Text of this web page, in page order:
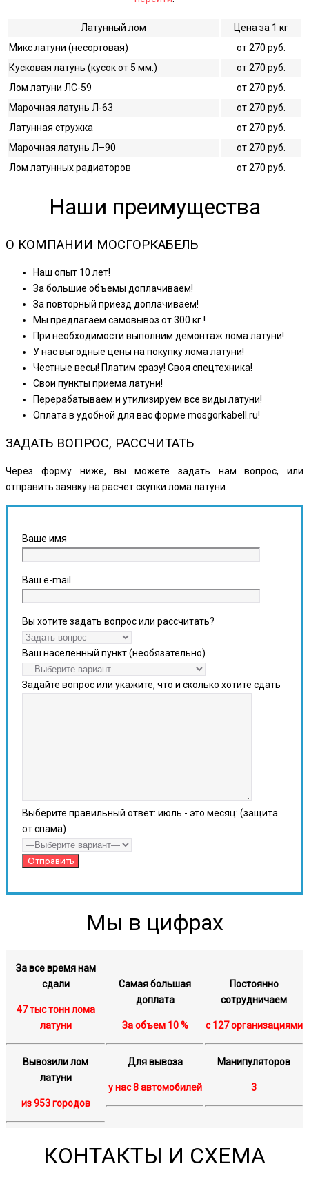
Латунный лом
Цена за 1 кг
Микс латуни (несортовая)
от 270 руб.
Кусковая латунь (кусок от 5 мм.)
от 270 руб.
Лом латуни ЛС-59
от 270 руб.
Марочная латунь Л-63
от 270 руб.
Латунная стружка
от 270 руб.
Марочная латунь Л–90
от 270 руб.
Лом латунных радиаторов
от 270 руб.
Наши преимущества
О КОМПАНИИ МОСГОРКАБЕЛЬ
Наш опыт 10 лет!
За большие объемы доплачиваем!
За повторный приезд доплачиваем!
Мы предлагаем самовывоз от 300 кг.!
При необходимости выполним демонтаж лома латуни!
У нас выгодные цены на покупку лома латуни!
Честные весы! Платим сразу! Своя спецтехника!
Свои пункты приема латуни!
Перерабатываем и утилизируем все виды латуни!
Оплата в удобной для вас форме mosgorkabell.ru!
ЗАДАТЬ ВОПРОС, РАССЧИТАТЬ
Через форму ниже, вы можете задать нам вопрос, или
отправить заявку на расчет скупки лома латуни.
Ваше имя
Ваш e-mail
Вы хотите задать вопрос или рассчитать?
Ваш населенный пункт (необязательно)
Задайте вопрос или укажите, что и сколько хотите сдать
Выберите правильный ответ: июль - это месяц: (защита
от спама)
Мы в цифрах
За все время нам
сдали
47 тыс тонн лома
латуни
Вывозили лом
латуни
из 953 городов
Самая большая
доплата
За объем 10 %
Для вывоза
у нас 8 автомобилей
Постоянно
сотрудничаем
с 127 организациями
Манипуляторов
3
КОНТАКТЫ И СХЕМА